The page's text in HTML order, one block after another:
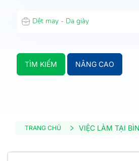
Dệt may - Da giày
TÌM KIẾM NÂNG CAO
TRANG CHỦ VIỆC LÀM TẠI